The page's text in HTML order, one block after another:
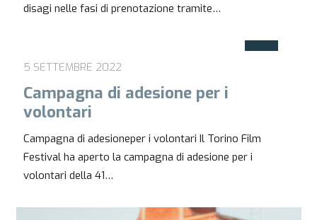
disagi nelle fasi di prenotazione tramite…
5 SETTEMBRE 2022
Campagna di adesione per i
volontari
Campagna di adesioneper i volontari Il Torino Film
Festival ha aperto la campagna di adesione per i
volontari della 41…